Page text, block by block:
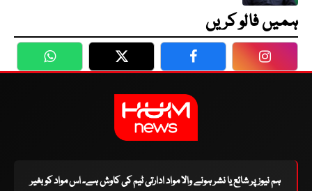
ہمیں فالو کریں
WhatsApp Twitter Facebook
ہم نیوز پر شائع یا نشر ہونے والا مواد ادارتی ٹیم کی کاوش ہے۔ اس مواد کو بغیر